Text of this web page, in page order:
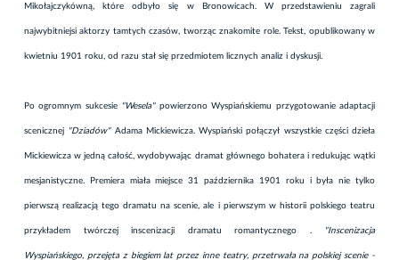
Mikołajczykówną, które odbyło się w Bronowicach. W przedstawieniu zagrali
najwybitniejsi aktorzy tamtych czasów, tworząc znakomite role. Tekst, opublikowany w
kwietniu 1901 roku, od razu stał się przedmiotem licznych analiz i dyskusji.
Po ogromnym sukcesie "Wesela"powierzono Wyspiańskiemu przygotowanie adaptacji
scenicznej "Dziadów"Adama Mickiewicza. Wyspiański połączył wszystkie części dzieła
Mickiewicza w jedną całość, wydobywając dramat głównego bohatera i redukując wątki
mesjanistyczne. Premiera miała miejsce 31 października 1901 roku i była nie tylko
pierwszą realizacją tego dramatu na scenie, ale i pierwszym w historii polskiego teatru
przykładem twórczej inscenizacji dramatu romantycznego . "Inscenizacja
Wyspiańskiego, przejęta z biegiem lat przez inne teatry, przetrwała na polskiej scenie -